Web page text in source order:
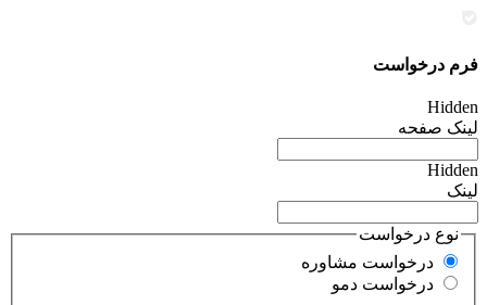
فرم درخواست
Hidden
لینک صفحه
Hidden
لینک
نوع درخواست
درخواست مشاوره
درخواست دمو